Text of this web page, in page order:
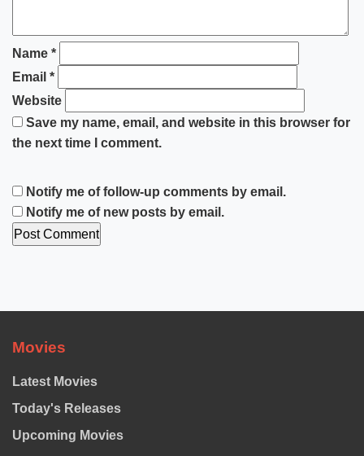
Name *
Email *
Website
Save my name, email, and website in this browser for
the next time I comment.
Notify me of follow-up comments by email.
Notify me of new posts by email.
Movies
Latest Movies
Today's Releases
Upcoming Movies